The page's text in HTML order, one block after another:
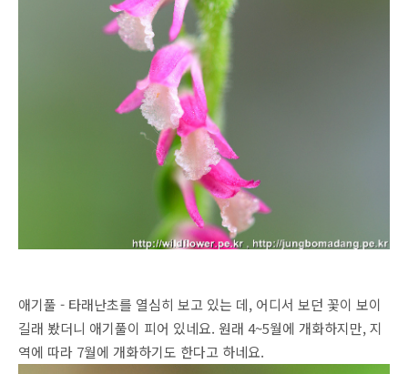
애기풀 - 타래난초를 열심히 보고 있는 데, 어디서 보던 꽃이 보이
길래 봤더니 애기풀이 피어 있네요. 원래 4~5월에 개화하지만, 지
역에 따라 7월에 개화하기도 한다고 하네요.